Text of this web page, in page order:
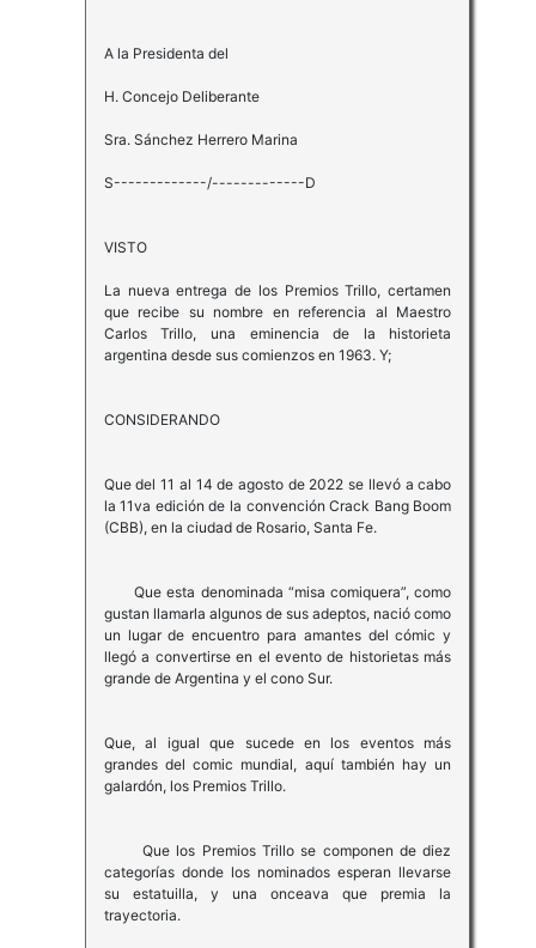
A la Presidenta del
H. Concejo Deliberante
Sra. Sánchez Herrero Marina
S-------------/-------------D
VISTO
La nueva entrega de los Premios Trillo, certamen
que recibe su nombre en referencia al Maestro
Carlos Trillo, una eminencia de la historieta
argentina desde sus comienzos en 1963. Y;
CONSIDERANDO
Que del 11 al 14 de agosto de 2022 se llevó a cabo
la 11va edición de la convención Crack Bang Boom
(CBB), en la ciudad de Rosario, Santa Fe.
Que esta denominada “misa comiquera”, como
gustan llamarla algunos de sus adeptos, nació como
un lugar de encuentro para amantes del cómic y
llegó a convertirse en el evento de historietas más
grande de Argentina y el cono Sur.
Que, al igual que sucede en los eventos más
grandes del comic mundial, aquí también hay un
galardón, los Premios Trillo.
Que los Premios Trillo se componen de diez
categorías donde los nominados esperan llevarse
su estatuilla, y una onceava que premia la
trayectoria.